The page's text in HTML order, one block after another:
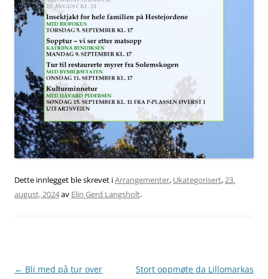
Dette innlegget ble skrevet iArrangementer, Ukategorisert,23.
august, 2024av Elin Gerd Langsholt.
Innleggsnavigasjon
← Bli med på tur over
Stort oppmøte da Lillomarkas